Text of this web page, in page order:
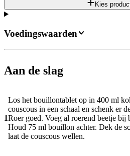
Kies
Aan de slag
1
Los het bouillontablet op in 400 ml
couscous in een schaal en schenk er
Roer goed. Voeg al roerend beetje bij
Houd 75 ml bouillon achter. Dek de
laat de couscous wellen.
Voedingswaarden